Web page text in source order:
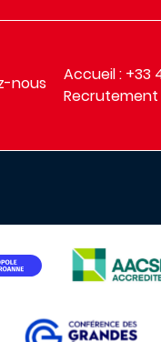
nous
Accueil : +33
Recrutement
IMAGE